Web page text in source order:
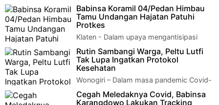
Babinsa Koramil 04/Pedan Himbau
Tamu Undangan Hajatan Patuhi
Protkes
Klaten - Dalam upaya mengantisipasi
kemungkinan terjadinya penyebaran Virus
Corona, Babinsa Koramil 04/Pedan Kodim 0723/…
Rutin Sambangi Warga, Peltu Lutfi
Tak Lupa Ingatkan Protokol
Kesehatan
Wonogiri – Dalam masa pandemic Covid-
19 saat sekarang, semua kegiatan yang
dilaksanakan harus sesuai dengan protocol kes…
Cegah Meledaknya Covid, Babinsa
Karangdowo Lakukan Tracking